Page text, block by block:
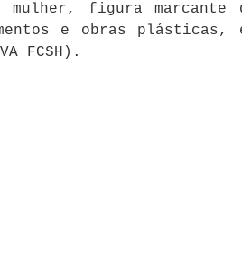
figura marcante
e obras plásticas,
FCSH).